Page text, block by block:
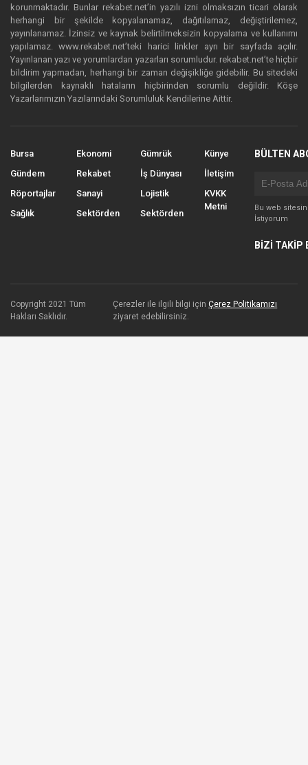
korunmaktadır. Bunlar rekabet.net’in yazılı izni olmaksızın ticari olarak
herhangi bir şekilde kopyalanamaz, dağıtılamaz, değiştirilemez,
yayınlanamaz. İzinsiz ve kaynak belirtilmeksizin kopyalama ve kullanımı
yapılamaz. www.rekabet.net’teki harici linkler ayrı bir sayfada açılır.
Yayınlanan yazı ve yorumlardan yazarları sorumludur. rekabet.net’te hiçbir
bildirim yapmadan, herhangi bir zaman değişikliğe gidebilir. Bu sitedeki
bilgilerden kaynaklı hataların hiçbirinden sorumlu değildir. Köşe
Yazarlarımızın Yazılarındaki Sorumluluk Kendilerine Aittir.
Bursa
Gündem
Röportajlar
Sağlık
Ekonomi
Rekabet
Sanayi
Sektörden
Gümrük
İş Dünyası
Lojistik
Sektörden
Künye
İletişim
KVKK
Metni
BÜLTEN
Bu web
İstiyorum
BİZİ TAKİP
Copyright 2021 Tüm
Hakları Saklıdır.
Çerezler ile ilgili bilgi içinÇerez Politikamızı
ziyaret edebilirsiniz.